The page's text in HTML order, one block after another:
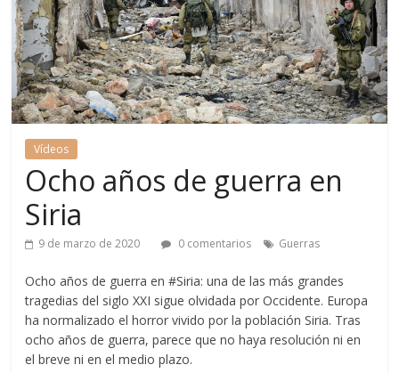
Vídeos
Ocho años de guerra en
Siria
9 de marzo de 2020 0 comentarios Guerras
Ocho años de guerra en #Siria: una de las más grandes
tragedias del siglo XXI sigue olvidada por Occidente. Europa
ha normalizado el horror vivido por la población Siria. Tras
ocho años de guerra, parece que no haya resolución ni en
el breve ni en el medio plazo.